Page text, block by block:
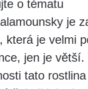
o tématu
je
která je velmi
jen je větší.
tato